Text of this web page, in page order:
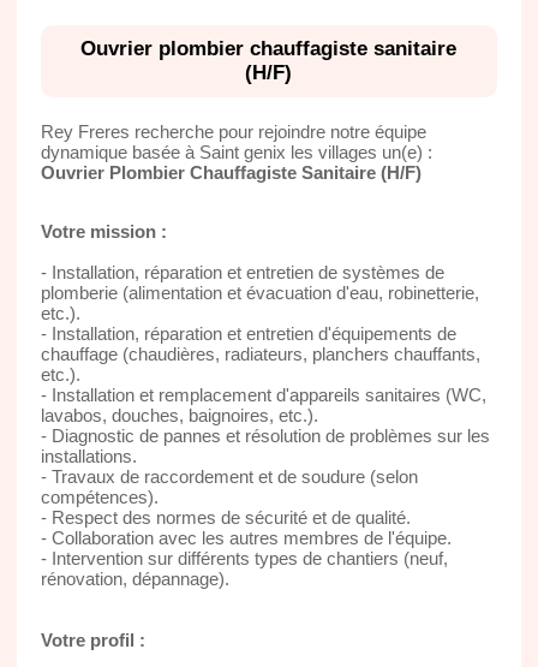
Ouvrier plombier chauffagiste sanitaire
(H/F)
Rey Freres recherche pour rejoindre notre équipe
dynamique basée à Saint genix les villages un(e) :
Ouvrier Plombier Chauffagiste Sanitaire (H/F)
Votre mission :
- Installation, réparation et entretien de systèmes de
plomberie (alimentation et évacuation d'eau, robinetterie,
etc.).
- Installation, réparation et entretien d'équipements de
chauffage (chaudières, radiateurs, planchers chauffants,
etc.).
- Installation et remplacement d'appareils sanitaires (WC,
lavabos, douches, baignoires, etc.).
- Diagnostic de pannes et résolution de problèmes sur les
installations.
- Travaux de raccordement et de soudure (selon
compétences).
- Respect des normes de sécurité et de qualité.
- Collaboration avec les autres membres de l'équipe.
- Intervention sur différents types de chantiers (neuf,
rénovation, dépannage).
Votre profil :